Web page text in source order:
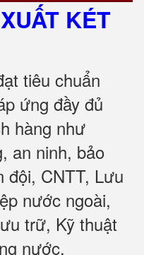
KÉT
tiêu chuẩn
ứng đầy đủ
hàng như
an ninh, bảo
đội, CNTT, Lưu
nước ngoài,
trữ, Kỹ thuật
nước.